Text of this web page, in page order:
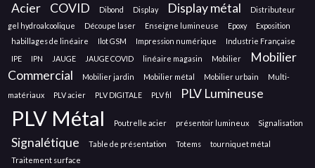
Acier COVID Dibond Display Display métal
Distributeur
gel hydroalcoolique
Découpe laser Enseigne lumineuse Epoxy
Exposition
habillages de linéaire
Ilot GSM Impression numérique
Industrie Française
IPE
IPN JAUGE JAUGE COVID linéaire magasin Mobilier
Mobilier
Commercial
Mobilier jardin Mobilier métal Mobilier urbain
Multi-
matériaux
PLV acier PLV DIGITALE PLV fil PLV Lumineuse
PLV Métal Poutrelle acier présentoir lumineux Signalisation
Signalétique Table de présentation Totems
tourniquet métal
Traitement surface